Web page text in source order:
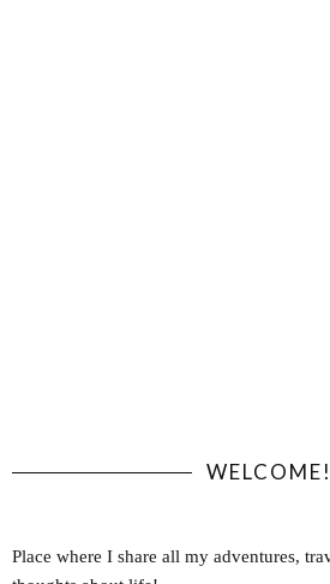
WELCOME!
Place where I share all my adventures,